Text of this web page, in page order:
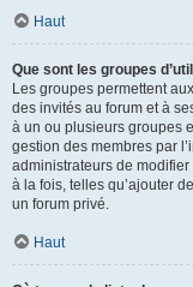
Haut
Que sont les groupes
Les groupes permettent
des invités au forum et à
à un ou plusieurs groupes
gestion des membres par
administrateurs de
à la fois, telles qu’ajouter
un forum privé.
Haut